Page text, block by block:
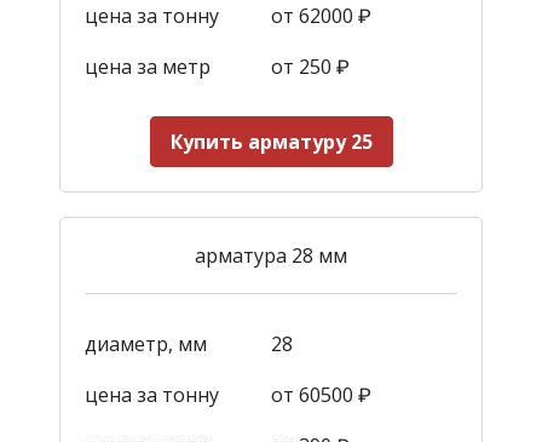
цена за тонну
от 62000 ₽
цена за метр
от 250 ₽
Купить арматуру 25
арматура 28 мм
диаметр, мм
28
цена за тонну
от 60500 ₽